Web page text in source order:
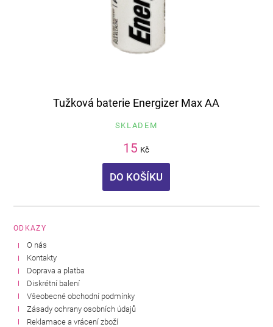
Tužková baterie Energizer Max AA
SKLADEM
15 Kč
DO KOŠÍKU
ODKAZY
O nás
Kontakty
Doprava a platba
Diskrétní balení
Všeobecné obchodní podmínky
Zásady ochrany osobních údajů
Reklamace a vrácení zboží